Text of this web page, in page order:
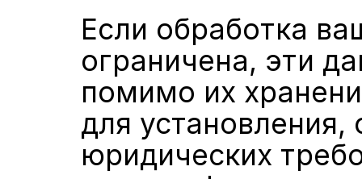
Если обработка
ограничена, эти
помимо их
для
юридических